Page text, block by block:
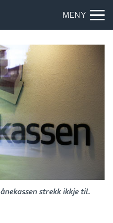
MENY
strekk ikkje til.